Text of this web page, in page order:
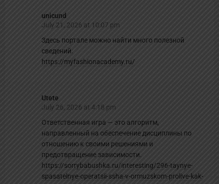
unicund
July 21, 2026 at 10:07 pm
Здесь портале можно найти много полезной
сведений.
https://myfashionacademy.ru/
Utete
July 26, 2026 at 4:18 pm
Ответственная игра — это алгоритм,
направленный на обеспечение дисциплины по
отношению к своими решениями и
предотвращение зависимости.
https://sorrybabushka.ru/interesting/296-taynye-
spasatelnye-operatsii-ssha-v-ormuzskom-prolive-kak-